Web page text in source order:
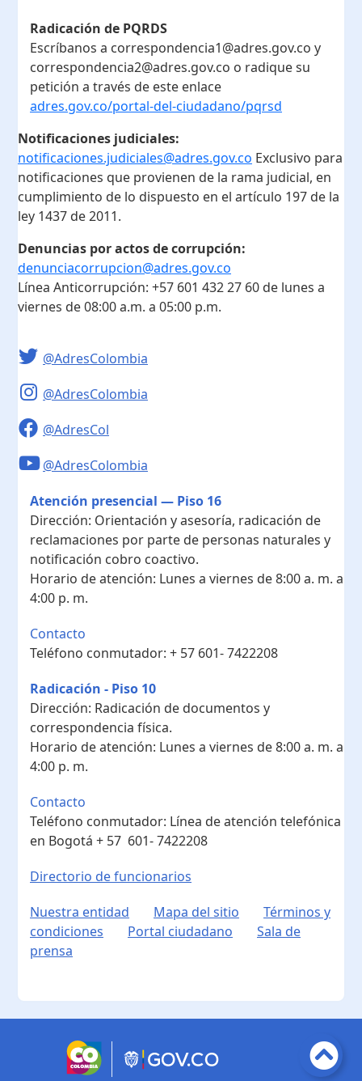
Radicación de PQRDS
Escríbanos a correspondencia1@adres.gov.co y
correspondencia2@adres.gov.co o radique su
petición a través de este enlace
adres.gov.co/portal-del-ciudadano/pqrsd
Notificaciones judiciales:
notificaciones.judiciales@adres.gov.co Exclusivo para
notificaciones que provienen de la rama judicial, en
cumplimiento de lo dispuesto en el artículo 197 de la
ley 1437 de 2011.
Denuncias por actos de corrupción:
denunciacorrupcion@adres.gov.co
Línea Anticorrupción: +57 601 432 27 60 de lunes a
viernes de 08:00 a.m. a 05:00 p.m.
@AdresColombia
@AdresColombia
@AdresCol
@AdresColombia
Atención presencial — Piso 16
Dirección: Orientación y asesoría, radicación de
reclamaciones por parte de personas naturales y
notificación cobro coactivo.
Horario de atención: Lunes a viernes de 8:00 a. m. a
4:00 p. m.
Contacto
Teléfono conmutador: + 57 601- 7422208
Radicación - Piso 10
Dirección: Radicación de documentos y
correspondencia física.
Horario de atención: Lunes a viernes de 8:00 a. m. a
4:00 p. m.
Contacto
Teléfono conmutador: Línea de atención telefónica
en Bogotá ​+ 57 601- 7422208
Directorio de funcionarios
Nuestra entidad
Mapa del sitio
Términos y
condiciones
Portal ciudadano
Sala de
prensa